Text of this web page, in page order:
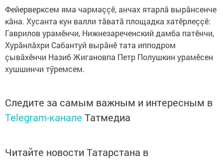
Фейерверксем яма чармаççӗ, анчах ятарлă вырăнсенче
кăна. Хусанта кун валли тăватă площадка хатӗрлеççӗ:
Гаврилов урамӗнчи, Нижнезареченский дамба патӗнчи,
Хурăнлăхри Сабантуй вырăнӗ тата ипподром
çывăхӗнчи Назиб Жигановпа Петр Полушкин урамӗсен
хушшинчи тӳремсем.
Следите за самым важным и интересным в
Telegram-канале Татмедиа
Читайте новости Татарстана в